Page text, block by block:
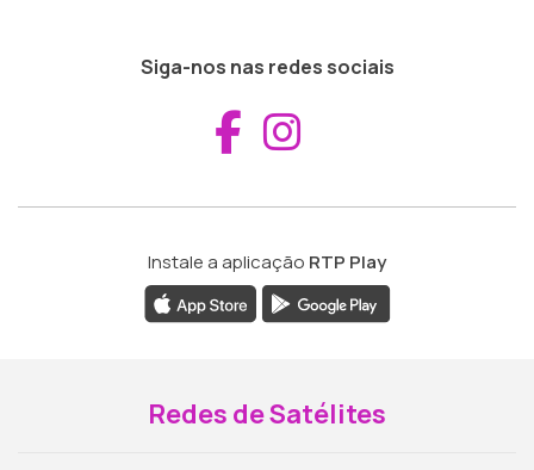
Siga-nos nas redes sociais
Aceder ao
Instale a aplicação RTP Play
Redes de Satélites